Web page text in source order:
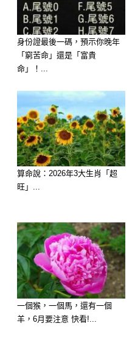
身份證最後一碼，預示你晚年
「窮苦命」還是「富貴
命」！...
算命說：2026年3大生肖「超
旺」...
一個猴，一個馬，還有一個
羊，6月要注意 快看!...